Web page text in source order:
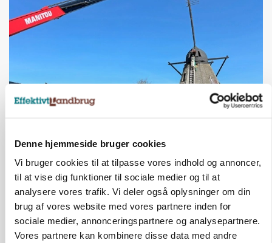
Denne hjemmeside bruger cookies
Vi bruger cookies til at tilpasse vores indhold og annoncer,
til at vise dig funktioner til sociale medier og til at
analysere vores trafik. Vi deler også oplysninger om din
brug af vores website med vores partnere inden for
sociale medier, annonceringspartnere og analysepartnere.
Vores partnere kan kombinere disse data med andre
KULTUR
snurre igen
Annonce